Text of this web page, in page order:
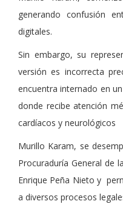
generando confusión
digitales.
Sin embargo, su
versión es incorrecta
encuentra internado en
donde recibe atención
cardíacos y neurológicos
Murillo Karam, se
Procuraduría General de
Enrique Peña Nieto y
a diversos procesos